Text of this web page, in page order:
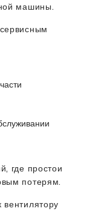
машины.
где простои
потерям.